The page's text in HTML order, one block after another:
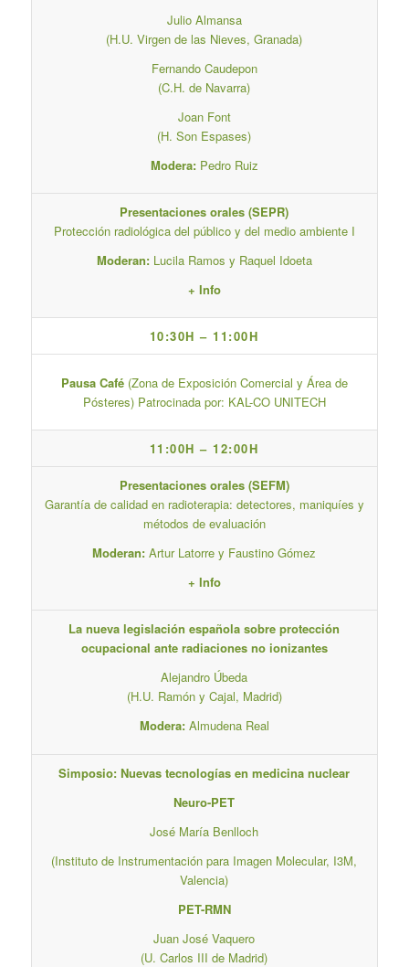
Julio Almansa
(H.U. Virgen de las Nieves, Granada)
Fernando Caudepon
(C.H. de Navarra)
Joan Font
(H. Son Espases)
Modera:Pedro Ruiz
Presentaciones orales (SEPR)
Protección radiológica del público y del medio ambiente I
Moderan:Lucila Ramos y Raquel Idoeta
+ Info
10:30H – 11:00H
Pausa Café(Zona de Exposición Comercial y Área de
Pósteres) Patrocinada por: KAL-CO UNITECH
11:00H – 12:00H
Presentaciones orales (SEFM)
Garantía de calidad en radioterapia: detectores, maniquíes y
métodos de evaluación
Moderan: Artur Latorre y Faustino Gómez
+ Info
La nueva legislación española sobre protección
ocupacional ante radiaciones no ionizantes
Alejandro Úbeda
(H.U. Ramón y Cajal, Madrid)
Modera:Almudena Real
Simposio: Nuevas tecnologías en medicina nuclear
Neuro-PET
José María Benlloch
(Instituto de Instrumentación para Imagen Molecular, I3M,
Valencia)
PET-RMN
Juan José Vaquero
(U. Carlos III de Madrid)